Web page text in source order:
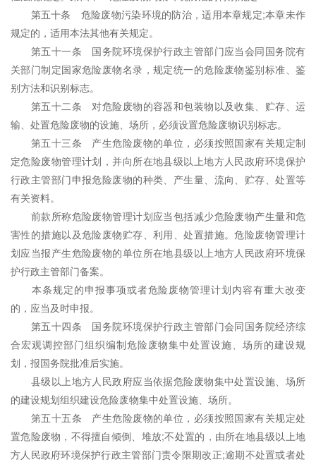
第五十条 危险废物污染环境的防治，适用本章规定;本章未作
规定的，适用本法其他有关规定。
第五十一条 国务院环境保护行政主管部门应当会同国务院有
关部门制定国家危险废物名录，规定统一的危险废物鉴别标准、鉴
别方法和识别标志。
第五十二条 对危险废物的容器和包装物以及收集、贮存、运
输、处置危险废物的设施、场所，必须设置危险废物识别标志。
第五十三条 产生危险废物的单位，必须按照国家有关规定制
定危险废物管理计划，并向所在地县级以上地方人民政府环境保护
行政主管部门申报危险废物的种类、产生量、流向、贮存、处置等
有关资料。
前款所称危险废物管理计划应当包括减少危险废物产生量和危
害性的措施以及危险废物贮存、利用、处置措施。危险废物管理计
划应当报产生危险废物的单位所在地县级以上地方人民政府环境保
护行政主管部门备案。
本条规定的申报事项或者危险废物管理计划内容有重大改变
的，应当及时申报。
第五十四条 国务院环境保护行政主管部门会同国务院经济综
合宏观调控部门组织编制危险废物集中处置设施、场所的建设规
划，报国务院批准后实施。
县级以上地方人民政府应当依据危险废物集中处置设施、场所
的建设规划组织建设危险废物集中处置设施、场所。
第五十五条 产生危险废物的单位，必须按照国家有关规定处
置危险废物，不得擅自倾倒、堆放;不处置的，由所在地县级以上地
方人民政府环境保护行政主管部门责令限期改正;逾期不处置或者处